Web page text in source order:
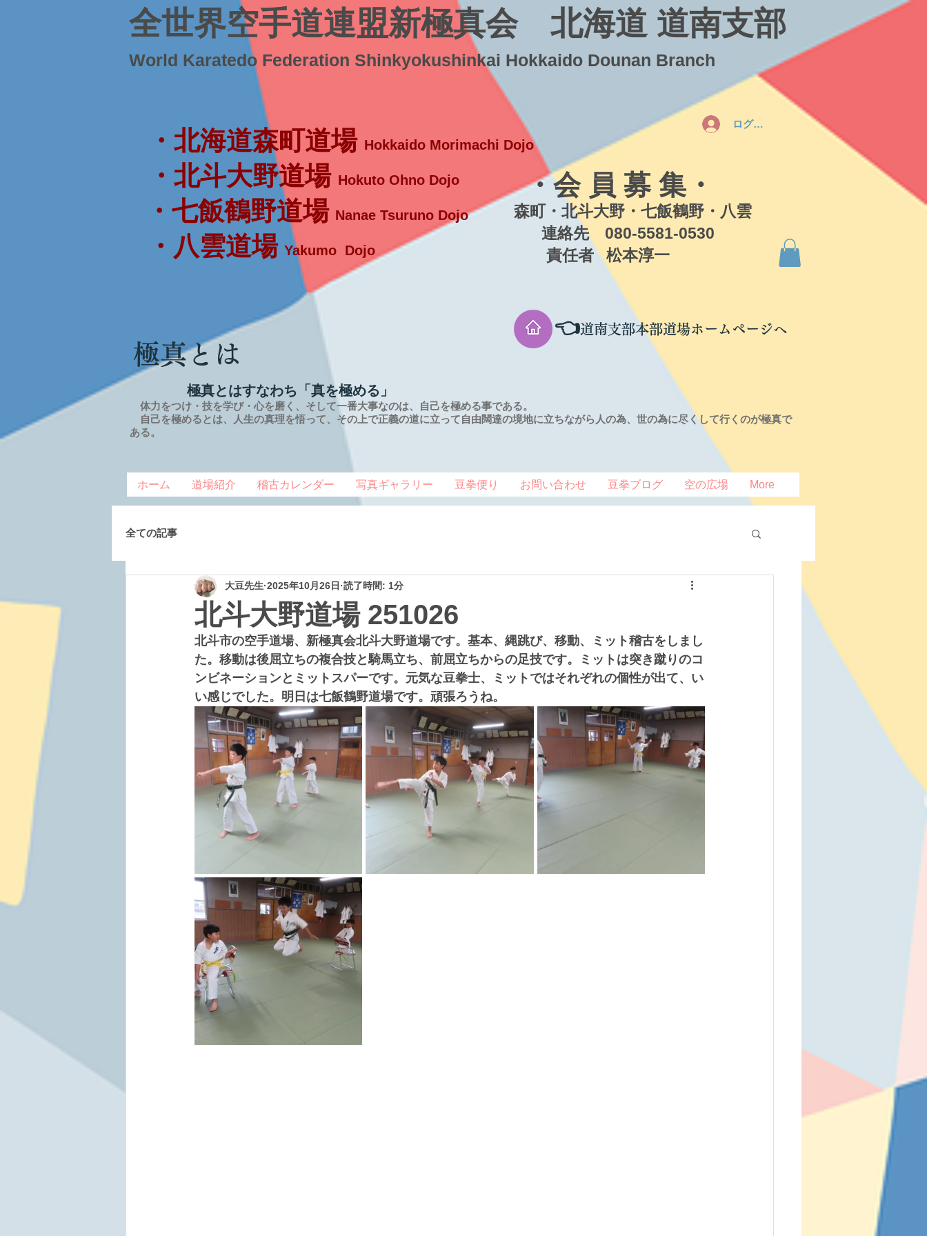
全世界空手道連盟新極真会 北海道 道南支部
World Karatedo Federation Shinkyokushinkai Hokkaido Dounan Branch
ログイン
・会 員 募 集・
森町・北斗大野・七飯鶴野・八雲
連絡先 080-5581-0530
責任者 松本淳一
・北海道森町道場 Hokkaido Morimachi Dojo
・北斗大野道場 Hokuto Ohno Dojo
・七飯鶴野道場 Nanae Tsuruno Dojo
・八雲道場 Yakumo Dojo
極真とは
👈道南支部本部道場ホームページへ
極真とはすなわち「真を極める」
体力をつけ・技を学び・心を磨く、そして一番大事なのは、自己を極める事である。
自己を極めるとは、
人生の真理を悟って、その上で正義の道に立って自由闊達の境地に立ちながら人の為、世の為に尽くして行くのが極真で
ある。
ホーム 道場紹介 稽古カレンダー 写真ギャラリー 豆拳便り お問い合わせ 豆拳ブログ 空の広場 More
全ての記事
北斗大野道場 251026
大豆先生 2025年10月26日 読了時間: 1分
北斗市の空手道場、新極真会北斗大野道場です。基本、縄跳び、移動、ミット稽古をしまし
た。移動は後屈立ちの複合技と騎馬立ち、前屈立ちからの足技です。ミットは突き蹴りのコ
ンビネーションとミットスパーです。元気な豆拳士、ミットではそれぞれの個性が出て、い
い感じでした。明日は七飯鶴野道場です。頑張ろうね。